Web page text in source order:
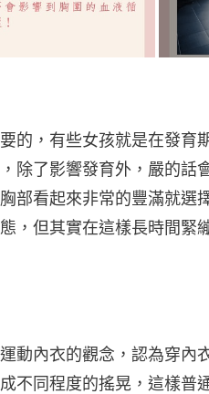
的，有些女孩就是在發育
除了影響發育外，嚴的話
部看起來非常的豐滿就選
，但其實在這樣長時間緊
動內衣的觀念，認為穿內
不同程度的搖晃，這樣普